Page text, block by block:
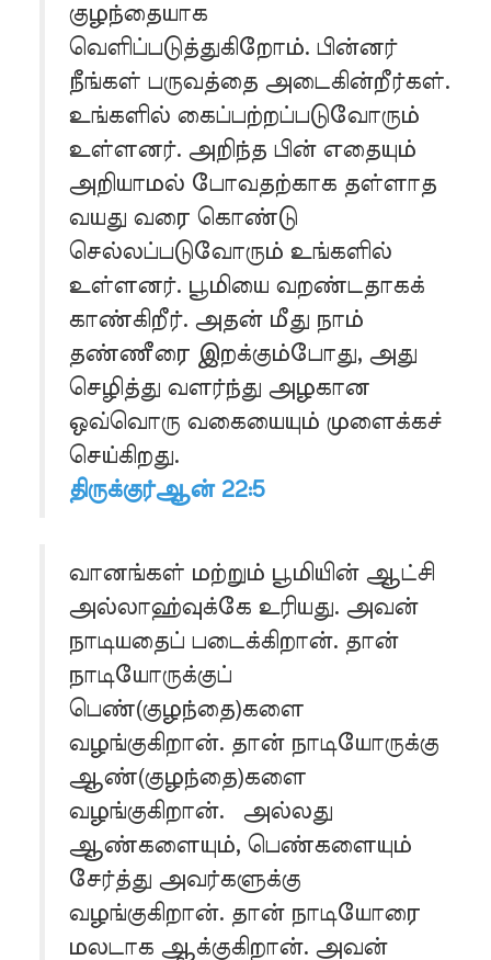
குழந்தையாக
வெளிப்படுத்துகிறோம். பின்னர்
நீங்கள் பருவத்தை அடைகின்றீர்கள்.
உங்களில் கைப்பற்றப்படுவோரும்
உள்ளனர். அறிந்த பின் எதையும்
அறியாமல் போவதற்காக தள்ளாத
வயது வரை கொண்டு
செல்லப்படுவோரும் உங்களில்
உள்ளனர். பூமியை வறண்டதாகக்
காண்கிறீர். அதன் மீது நாம்
தண்ணீரை இறக்கும்போது, அது
செழித்து வளர்ந்து அழகான
ஒவ்வொரு வகையையும் முளைக்கச்
செய்கிறது.
திருக்குர்ஆன் 22:5
வானங்கள் மற்றும் பூமியின் ஆட்சி
அல்லாஹ்வுக்கே உரியது. அவன்
நாடியதைப் படைக்கிறான். தான்
நாடியோருக்குப்
பெண்(குழந்தை)களை
வழங்குகிறான். தான் நாடியோருக்கு
ஆண்(குழந்தை)களை
வழங்குகிறான். அல்லது
ஆண்களையும், பெண்களையும்
சேர்த்து அவர்களுக்கு
வழங்குகிறான். தான் நாடியோரை
மலடாக ஆக்குகிறான். அவன்